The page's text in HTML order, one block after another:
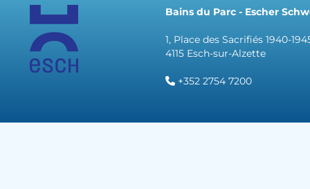
Bains du Parc - Escher
1, Place des Sacrifiés 1940-
4115 Esch-sur-Alzette
+352 2754 7200